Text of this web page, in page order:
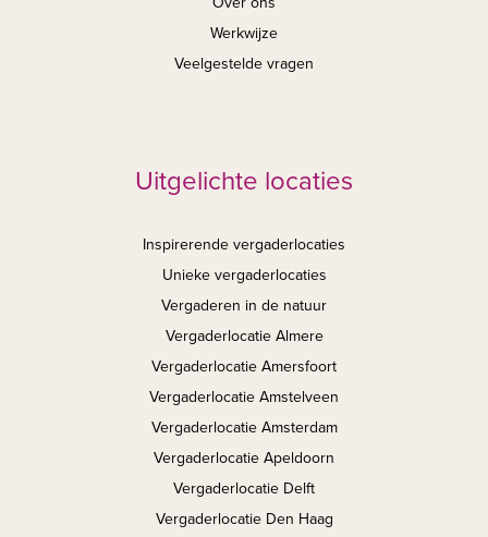
Werkwijze
Veelgestelde vragen
Uitgelichte locaties
Inspirerende vergaderlocaties
Unieke vergaderlocaties
Vergaderen in de natuur
Vergaderlocatie Almere
Vergaderlocatie Amersfoort
Vergaderlocatie Amstelveen
Vergaderlocatie Amsterdam
Vergaderlocatie Apeldoorn
Vergaderlocatie Delft
Vergaderlocatie Den Haag